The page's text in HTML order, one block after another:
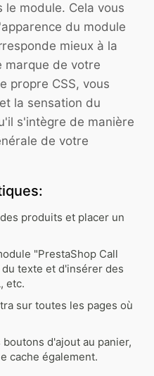
le module. Cela vous
du module
mieux à la
marque de votre
propre CSS, vous
la sensation du
s'intègre de manière
de votre
produits et placer un
"PrestaShop Call
texte et d'insérer des
etc.
sur toutes les pages où
d'ajout au panier,
cache également.